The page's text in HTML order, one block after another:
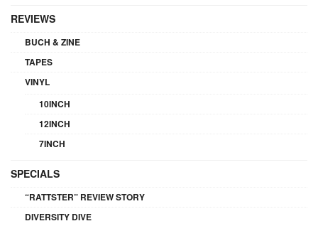
REVIEWS
BUCH & ZINE
TAPES
VINYL
10INCH
12INCH
7INCH
SPECIALS
“RATTSTER” REVIEW STORY
DIVERSITY DIVE